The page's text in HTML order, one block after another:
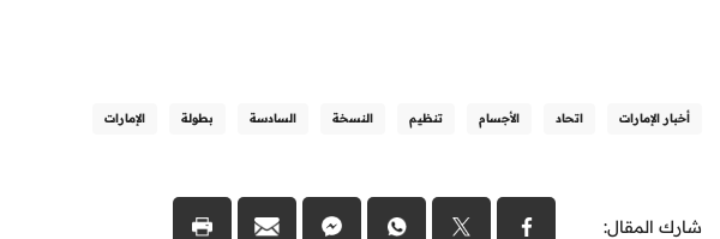
أخبار الإمارات اتحاد الأجسام تنظيم النسخة السادسة بطولة الإمارات
شارك المقال: